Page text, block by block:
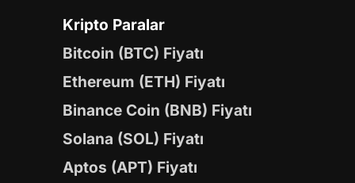
Kripto Paralar
Bitcoin (BTC) Fiyatı
Ethereum (ETH) Fiyatı
Binance Coin (BNB) Fiyatı
Solana (SOL) Fiyatı
Aptos (APT) Fiyatı